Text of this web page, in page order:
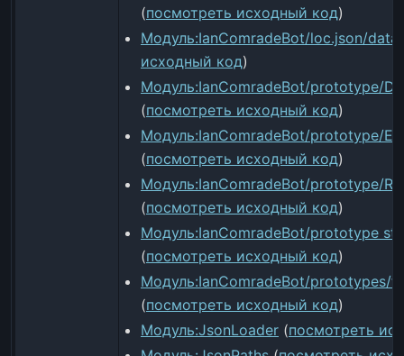
(посмотреть исходный код)
Модуль:IanComradeBot/loc.json/data
исходный код)
Модуль:IanComradeBot/prototype/
(посмотреть исходный код)
Модуль:IanComradeBot/prototype/
(посмотреть исходный код)
Модуль:IanComradeBot/prototype/
(посмотреть исходный код)
Модуль:IanComradeBot/prototype
(посмотреть исходный код)
Модуль:IanComradeBot/prototypes/
(посмотреть исходный код)
Модуль:JsonLoader (посмотреть